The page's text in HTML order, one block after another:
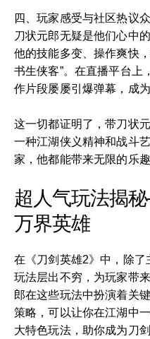
四、玩家感受与社区热议
刀状元郎无疑是他们心中
他的技能多变、操作爽快
书生侠客”。在直播平台上
作片段屡屡引爆弹幕，成
这一切都证明了，带刀状
一种江湖侠义精神和战斗
家，他都能带来无限的乐趣
超人气玩法揭
万界英雄
在《刀剑英雄2》中，除
玩法层出不穷，为玩家带
郎在这些玩法中扮演着关
策略，可以让你在江湖中
大特色玩法，助你成为刀